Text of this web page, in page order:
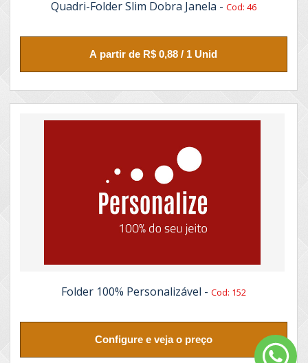
Quadri-Folder Slim Dobra Janela - Cod: 46
A partir de R$ 0,88 / 1 Unid
Folder 100% Personalizável - Cod: 152
Configure e veja o preço